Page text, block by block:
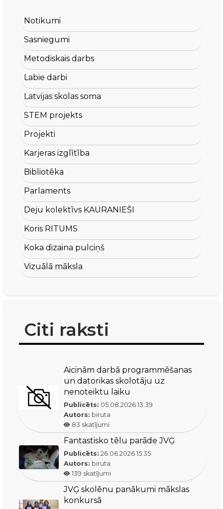
Notikumi
Sasniegumi
Metodiskais darbs
Labie darbi
Latvijas skolas soma
STEM projekts
Projekti
Karjeras izglītība
Bibliotēka
Parlaments
Deju kolektīvs KAURANIEŠI
Koris RITUMS
Koka dizaina pulciņš
Vizuālā māksla
Citi raksti
Aicinām darbā programmēšanas
un datorikas skolotāju uz
nenoteiktu laiku
Publicēts: 05.08.2026 13:39
Autors: biruta
83 skatījumi
Fantastisko tēlu parāde JVĢ
Publicēts: 26.06.2026 15:35
Autors: biruta
139 skatījumi
JVĢ skolēnu panākumi mākslas
konkursā